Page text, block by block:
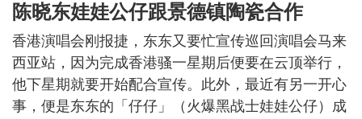
陈晓东娃娃公仔跟景德镇陶瓷合作
香港演唱会刚报捷，东东又要忙宣传巡回演唱会马来
西亚站，因为完成香港骚一星期后便要在云顶举行，
他下星期就要开始配合宣传。此外，最近有另一开心
事，便是东东的「仔仔」（火爆黑战士娃娃公仔）成